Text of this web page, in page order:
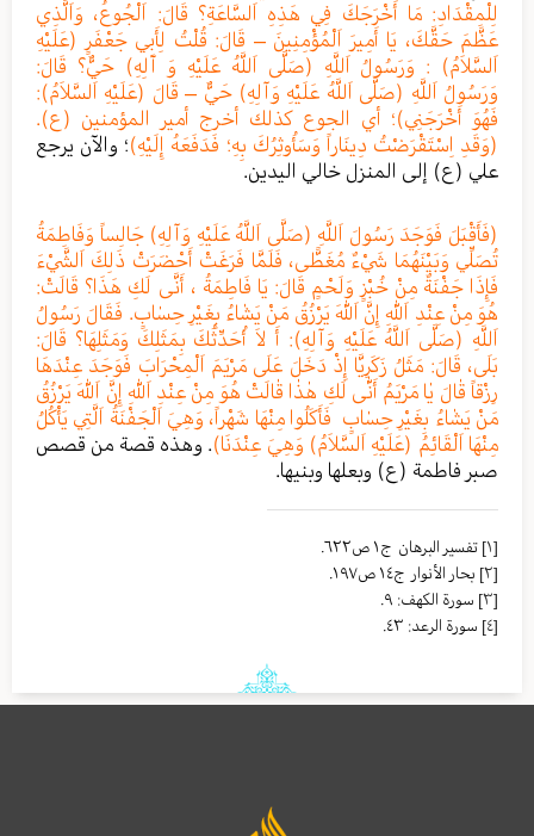
لِلْمِقْدَادِ: مَا أَخْرَجَكَ فِي هَذِهِ اَلسَّاعَةِ؟ قَالَ: اَلْجُوعُ، وَاَلَّذِي
عَظَّمَ حَقَّكَ، يَا أَمِيرَ اَلْمُؤْمِنِينَ – قَالَ: قُلْتُ لِأَبِي جَعْفَرٍ (عَلَيْهِ
اَلسَّلاَمُ) : وَرَسُولُ اَللَّهِ (صَلَّى اَللَّهُ عَلَيْهِ وَ آلِهِ) حَيٌّ؟ قَالَ:
وَرَسُولُ اَللَّهِ (صَلَّى اَللَّهُ عَلَيْهِ وَآلِهِ) حَيٌّ – قَالَ (عَلَيْهِ اَلسَّلاَمُ):
فَهُوَ أَخْرَجَنِي)؛ أي الجوع كذلك أخرج أمير المؤمنين (ع).
(وَقَدِ اِسْتَقْرَضْتُ دِينَاراً وَسَأُوثِرُكَ بِهِ؛ فَدَفَعَهُ إِلَيْهِ)؛ والآن يرجع
علي (ع) إلى المنزل خالي اليدين.
(فَأَقْبَلَ فَوَجَدَ رَسُولَ اَللَّهِ (صَلَّى اَللَّهُ عَلَيْهِ وَآلِهِ) جَالِساً وَفَاطِمَةُ
تُصَلِّي وَبَيْنَهُمَا شَيْءٌ مُغَطًّى، فَلَمَّا فَرَغَتْ أَحْضَرَتْ ذَلِكَ اَلشَّيْءَ
فَإِذَا جَفْنَةٌ مِنْ خُبْزٍ وَلَحْمٍ قَالَ: يَا فَاطِمَةُ ، أَنَّى لَكِ هَذَا؟ قَالَتْ:
هُوَ مِنْ عِنْدِ اَللّٰهِ إِنَّ اَللّٰهَ يَرْزُقُ مَنْ يَشٰاءُ بِغَيْرِ حِسٰابٍ. فَقَالَ رَسُولُ
اَللَّهِ (صَلَّى اَللَّهُ عَلَيْهِ وَآلِهِ): أَ لاَ أُحَدِّثُكَ بِمَثَلِكَ وَمَثَلِهَا؟ قَالَ:
بَلَى، قَالَ: مَثَلُ زَكَرِيَّا إِذْ دَخَلَ عَلَى مَرْيَمَ اَلْمِحْرَابَ فَوَجَدَ عِنْدَهَا
رِزْقاً قٰالَ يٰا مَرْيَمُ أَنّٰى لَكِ هٰذٰا قٰالَتْ هُوَ مِنْ عِنْدِ اَللّٰهِ إِنَّ اَللّٰهَ يَرْزُقُ
مَنْ يَشٰاءُ بِغَيْرِ حِسٰابٍ فَأَكَلُوا مِنْهَا شَهْراً، وَهِيَ اَلْجَفْنَةُ اَلَّتِي يَأْكُلُ
مِنْهَا اَلْقَائِمُ (عَلَيْهِ اَلسَّلاَمُ) وَهِيَ عِنْدَنَا). وهذه قصة من قصص
صبر فاطمة (ع) وبعلها وبنيها.
[١]
تفسیر البرهان ج١ ص٦٢٢.
[٢]
بحار الأنوار ج١٤ ص١٩٧.
[٣]
سورة الكهف: ٩.
[٤]
سورة الرعد: ٤٣.